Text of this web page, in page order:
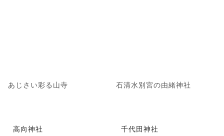
あじさい彩る山寺 石清水別宮の由緒神社
高向神社 千代田神社